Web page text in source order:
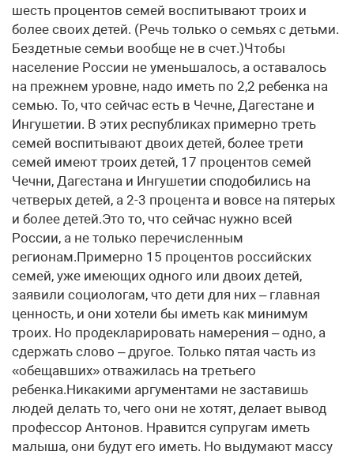
шесть процентов семей воспитывают троих и
более своих детей. (Речь только о семьях с детьми.
Бездетные семьи вообще не в счет.)Чтобы
население России не уменьшалось, а оставалось
на прежнем уровне, надо иметь по 2,2 ребенка на
семью. То, что сейчас есть в Чечне, Дагестане и
Ингушетии. В этих республиках примерно треть
семей воспитывают двоих детей, более трети
семей имеют троих детей, 17 процентов семей
Чечни, Дагестана и Ингушетии сподобились на
четверых детей, а 2-3 процента и вовсе на пятерых
и более детей.Это то, что сейчас нужно всей
России, а не только перечисленным
регионам.Примерно 15 процентов российских
семей, уже имеющих одного или двоих детей,
заявили социологам, что дети для них – главная
ценность, и они хотели бы иметь как минимум
троих. Но продекларировать намерения – одно, а
сдержать слово – другое. Только пятая часть из
«обещавших» отважилась на третьего
ребенка.Никакими аргументами не заставишь
людей делать то, чего они не хотят, делает вывод
профессор Антонов. Нравится супругам иметь
малыша, они будут его иметь. Но выдумают массу